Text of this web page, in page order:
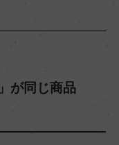
が同じ商品